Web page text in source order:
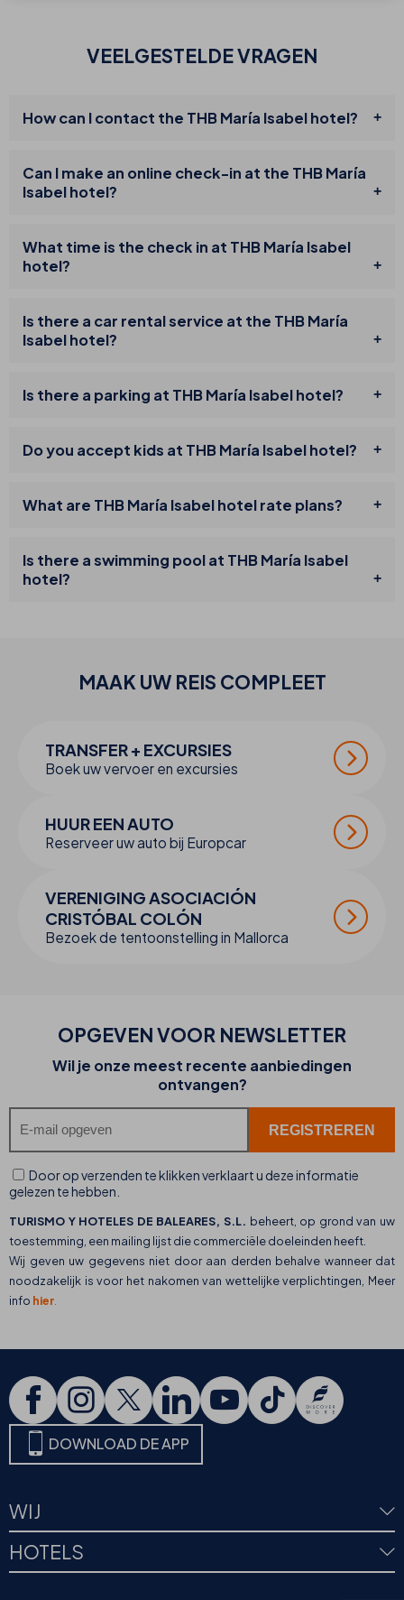
VEELGESTELDE VRAGEN
How can I contact the THB María Isabel hotel?
Can I make an online check-in at the THB María
Isabel hotel?
What time is the check in at THB María Isabel
hotel?
Is there a car rental service at the THB María
Isabel hotel?
Is there a parking at THB María Isabel hotel?
Do you accept kids at THB María Isabel hotel?
What are THB María Isabel hotel rate plans?
Is there a swimming pool at THB María Isabel
hotel?
MAAK UW REIS COMPLEET
TRANSFER + EXCURSIES
Boek uw vervoer en excursies
HUUR EEN AUTO
Reserveer uw auto bij Europcar
VERENIGING ASOCIACIÓN
CRISTÓBAL COLÓN
Bezoek de tentoonstelling in Mallorca
OPGEVEN VOOR NEWSLETTER
Wil je onze meest recente aanbiedingen
ontvangen?
Door op verzenden te klikken verklaart u deze informatie
gelezen te hebben.
TURISMO Y HOTELES DE BALEARES, S.L. beheert, op grond van uw
toestemming, een mailing lijst die commerciële doeleinden heeft.
Wij geven uw gegevens niet door aan derden behalve wanneer dat
noodzakelijk is voor het nakomen van wettelijke verplichtingen, Meer
info hier
DOWNLOAD DE APP
WIJ
HOTELS